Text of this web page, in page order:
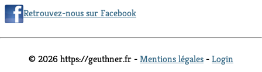
Retrouvez-nous sur Facebook
© 2026 https://geuthner.fr -Mentions légales -Login